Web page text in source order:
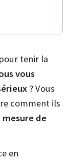
tenir la
vous
? Vous
comment ils
de
en